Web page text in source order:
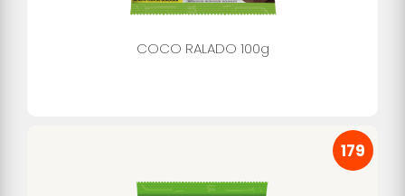
COCO RALADO 100g
179